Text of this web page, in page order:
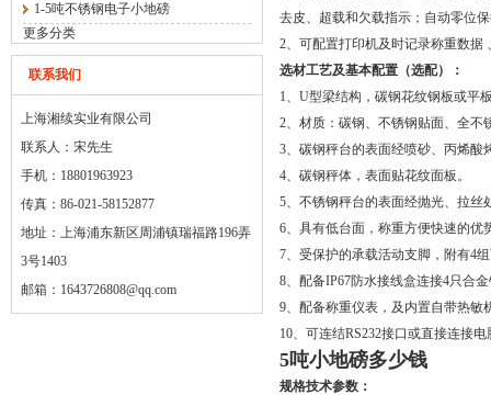
1-5吨不锈钢电子小地磅
更多分类
联系我们
上海湘续实业有限公司
联系人：宋先生
手机：18801963923
传真：86-021-58152877
地址：上海浦东新区周浦镇瑞福路196弄
3号1403
邮箱： 1643726808@qq.com
去皮、超载和欠载指示；自动零位
2、可配置打印机及时记录称重数据
选材工艺及基本配置（选配）：
1、U型梁结构，碳钢花纹钢板或平
2、材质：碳钢、不锈钢贴面、全不
3、碳钢秤台的表面经喷砂、丙烯酸
4、碳钢秤体，表面贴花纹面板。
5、不锈钢秤台的表面经抛光、拉丝
6、具有低台面，称重方便快速的优
7、受保护的承载活动支脚，附有4
8、配备IP67防水接线盒连接4只合
9、配备称重仪表，及内置自带热敏
10、可连结RS232接口或直接连接
5吨小地磅多少钱
规格技术参数：